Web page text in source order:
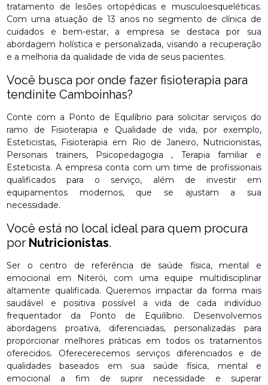
tratamento de lesões ortopédicas e musculoesqueléticas.
Com uma atuação de 13 anos no segmento de clínica de
cuidados e bem-estar, a empresa se destaca por sua
abordagem holística e personalizada, visando a recuperação
e a melhoria da qualidade de vida de seus pacientes.
Você busca por onde fazer fisioterapia para
tendinite Camboinhas?
Conte com a Ponto de Equilíbrio para solicitar serviços do
ramo de Fisioterapia e Qualidade de vida, por exemplo,
Esteticistas, Fisioterapia em Rio de Janeiro, Nutricionistas,
Personais trainers, Psicopedagogia , Terapia familiar e
Esteticista. A empresa conta com um time de profissionais
qualificados para o serviço, além de investir em
equipamentos modernos, que se ajustam a sua
necessidade.
Você está no local ideal para quem procura
por Nutricionistas.
Ser o centro de referência de saúde física, mental e
emocional em Niterói, com uma equipe multidisciplinar
altamente qualificada. Queremos impactar da forma mais
saudável e positiva possível a vida de cada indivíduo
frequentador da Ponto de Equilíbrio. Desenvolvemos
abordagens proativa, diferenciadas, personalizadas para
proporcionar melhores práticas em todos os tratamentos
oferecidos. Oferecerecemos serviços diferenciados e de
qualidades baseados em sua saúde física, mental e
emocional a fim de suprir necessidade e superar